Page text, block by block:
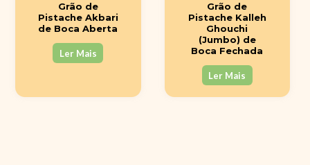
Grão de
Pistache Akbari
de Boca Aberta
Ler Mais
Grão de
Pistache Kalleh
Ghouchi
(Jumbo) de
Boca Fechada
Ler Mais